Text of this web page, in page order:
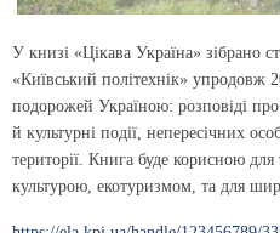
У книзі «Цікава Україна» зібрано
«Київський політехнік» упродовж
подорожей Україною: розповіді про
й культурні події, непересічних
території. Книга буде корисною для
культурою, екотуризмом, та для